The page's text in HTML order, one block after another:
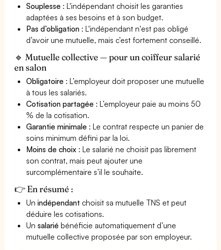
Souplesse : L'indépendant choisit les garanties
adaptées à ses besoins et à son budget.
Pas d’obligation : L'indépendant n'est pas obligé
d’avoir une mutuelle, mais c’est fortement conseillé.
🔹 Mutuelle collective — pour un coiffeur salarié
en salon
Obligatoire : L’employeur doit proposer une mutuelle
à tous les salariés.
Cotisation partagée : L’employeur paie au moins 50
% de la cotisation.
Garantie minimale : Le contrat respecte un panier de
soins minimum défini par la loi.
Moins de choix : Le salarié ne choisit pas librement
son contrat, mais peut ajouter une
surcomplémentaire s’il le souhaite.
👉 En résumé :
Unindépendant choisit sa mutuelle TNS et peut
déduire les cotisations.
Unsalarié bénéficie automatiquement d’une
mutuelle collective proposée par son employeur.